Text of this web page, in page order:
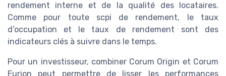
rendement interne et de la qualité des locataires.
Comme pour toute scpi de rendement, le taux
d’occupation et le taux de rendement sont des
indicateurs clés à suivre dans le temps.
Pour un investisseur, combiner Corum Origin et Corum
Eurion peut permettre de lisser les performances